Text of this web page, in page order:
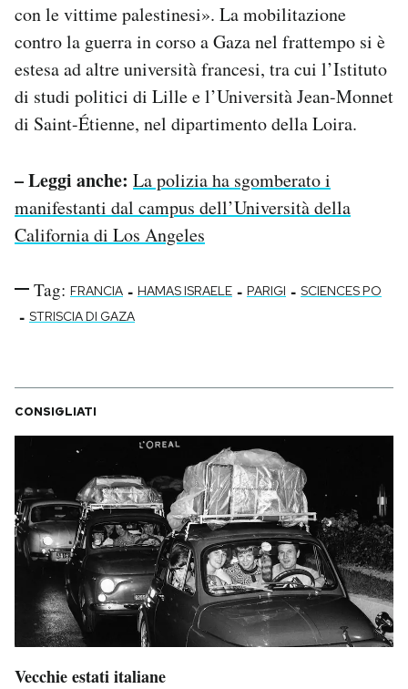
con le vittime palestinesi». La mobilitazione
contro la guerra in corso a Gaza nel frattempo si è
estesa ad altre università francesi, tra cui l’Istituto
di studi politici di Lille e l’Università Jean-Monnet
di Saint-Étienne, nel dipartimento della Loira.
– Leggi anche: La polizia ha sgomberato i
manifestanti dal campus dell’Università della
California di Los Angeles
Tag: FRANCIA - HAMAS ISRAELE - PARIGI - SCIENCES PO
- STRISCIA DI GAZA
CONSIGLIATI
Vecchie estati italiane